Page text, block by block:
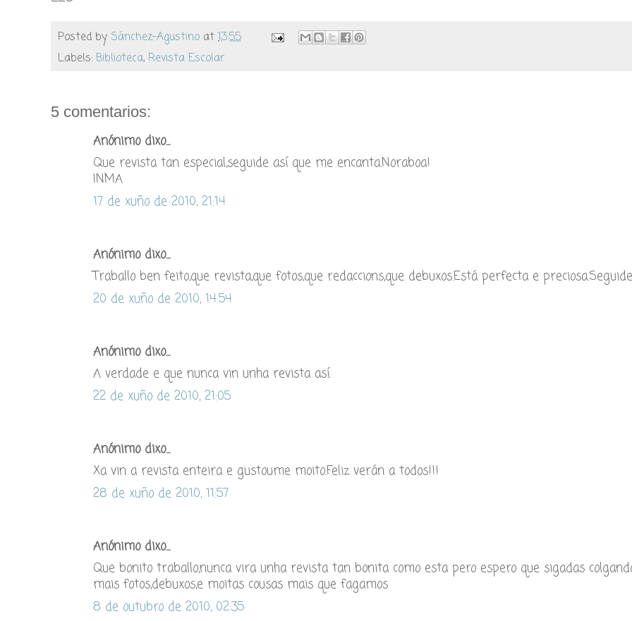
Posted by Sánchez-Agustino at 13:55
Labels: Biblioteca, Revista Escolar
5 comentarios:
Anónimo dixo...
Que revista tan especial,seguide así que me encanta.Noraboa!
INMA
17 de xuño de 2010, 21:14
Anónimo dixo...
Traballo ben feito,que revista,que fotos,que redaccions,que debuxos.Está perfecta e
20 de xuño de 2010, 14:54
Anónimo dixo...
A verdade e que nunca vin unha revista así.
22 de xuño de 2010, 21:05
Anónimo dixo...
Xa vin a revista enteira e gustoume moito.Feliz verán a todos!!!
28 de xuño de 2010, 11:57
Anónimo dixo...
Que bonito traballo,nunca vira unha revista tan bonita como esta pero espero que sigadas
mais fotos,debuxos,e moitas cousas mais que fagamos
8 de outubro de 2010, 02:35